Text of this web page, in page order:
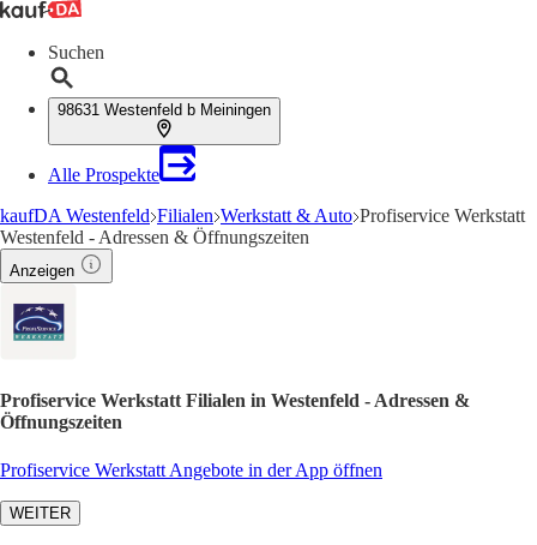
Suchen
98631 Westenfeld b Meiningen
Alle Prospekte
kaufDA Westenfeld Filialen Werkstatt & Auto Profiservice Werkstatt
Westenfeld - Adressen & Öffnungszeiten
Anzeigen
Profiservice Werkstatt Filialen in Westenfeld - Adressen &
Öffnungszeiten
Profiservice Werkstatt Angebote in der App öffnen
WEITER